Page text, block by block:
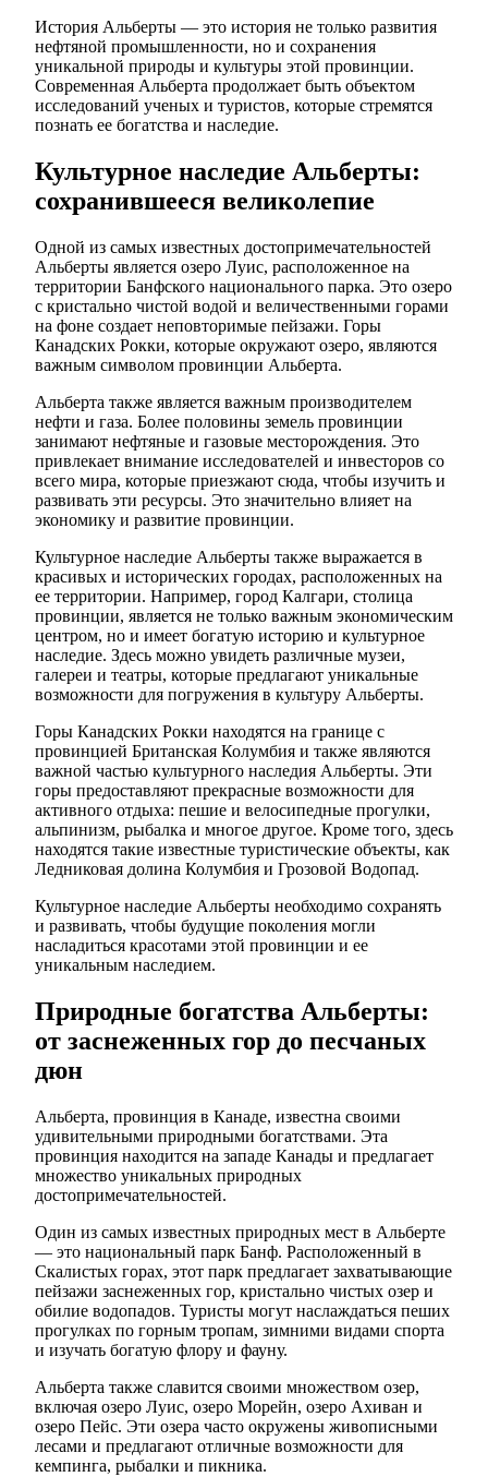
История Альберты — это история не только развития
нефтяной промышленности, но и сохранения
уникальной природы и культуры этой провинции.
Современная Альберта продолжает быть объектом
исследований ученых и туристов, которые стремятся
познать ее богатства и наследие.
Культурное наследие Альберты:
сохранившееся великолепие
Одной из самых известных достопримечательностей
Альберты является озеро Луис, расположенное на
территории Банфского национального парка. Это озеро
с кристально чистой водой и величественными горами
на фоне создает неповторимые пейзажи. Горы
Канадских Рокки, которые окружают озеро, являются
важным символом провинции Альберта.
Альберта также является важным производителем
нефти и газа. Более половины земель провинции
занимают нефтяные и газовые месторождения. Это
привлекает внимание исследователей и инвесторов со
всего мира, которые приезжают сюда, чтобы изучить и
развивать эти ресурсы. Это значительно влияет на
экономику и развитие провинции.
Культурное наследие Альберты также выражается в
красивых и исторических городах, расположенных на
ее территории. Например, город Калгари, столица
провинции, является не только важным экономическим
центром, но и имеет богатую историю и культурное
наследие. Здесь можно увидеть различные музеи,
галереи и театры, которые предлагают уникальные
возможности для погружения в культуру Альберты.
Горы Канадских Рокки находятся на границе с
провинцией Британская Колумбия и также являются
важной частью культурного наследия Альберты. Эти
горы предоставляют прекрасные возможности для
активного отдыха: пешие и велосипедные прогулки,
альпинизм, рыбалка и многое другое. Кроме того, здесь
находятся такие известные туристические объекты, как
Ледниковая долина Колумбия и Грозовой Водопад.
Культурное наследие Альберты необходимо сохранять
и развивать, чтобы будущие поколения могли
насладиться красотами этой провинции и ее
уникальным наследием.
Природные богатства Альберты:
от заснеженных гор до песчаных
дюн
Альберта, провинция в Канаде, известна своими
удивительными природными богатствами. Эта
провинция находится на западе Канады и предлагает
множество уникальных природных
достопримечательностей.
Один из самых известных природных мест в Альберте
— это национальный парк Банф. Расположенный в
Скалистых горах, этот парк предлагает захватывающие
пейзажи заснеженных гор, кристально чистых озер и
обилие водопадов. Туристы могут наслаждаться пеших
прогулках по горным тропам, зимними видами спорта
и изучать богатую флору и фауну.
Альберта также славится своими множеством озер,
включая озеро Луис, озеро Морейн, озеро Ахиван и
озеро Пейс. Эти озера часто окружены живописными
лесами и предлагают отличные возможности для
кемпинга, рыбалки и пикника.